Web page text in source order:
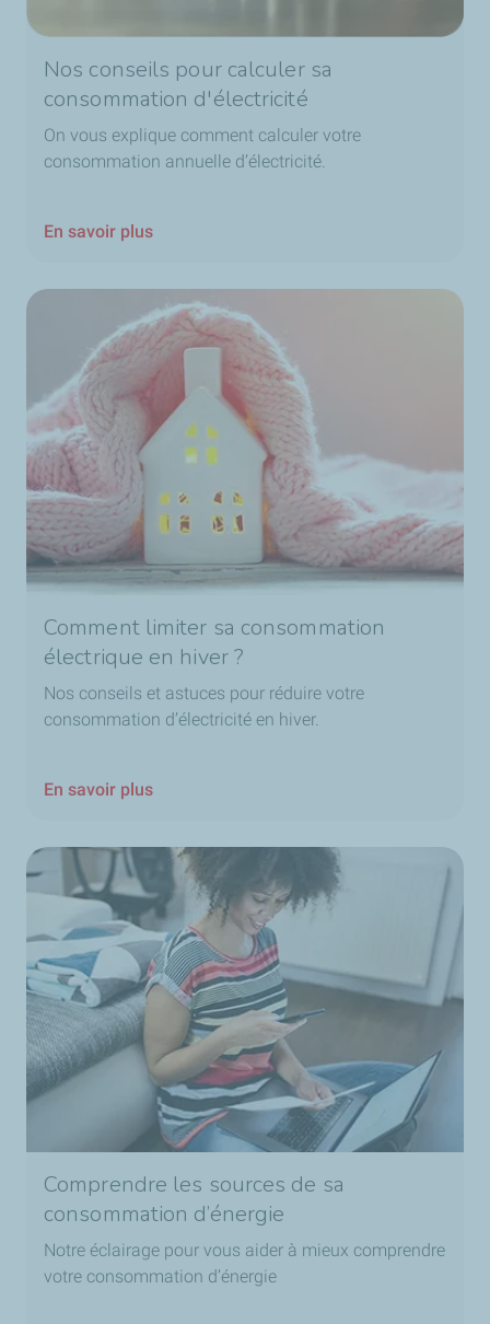
Nos conseils pour calculer sa
consommation d'électricité
On vous explique comment calculer votre
consommation annuelle d’électricité.
En savoir plus
Comment limiter sa consommation
électrique en hiver ?
Nos conseils et astuces pour réduire votre
consommation d’électricité en hiver.
En savoir plus
Comprendre les sources de sa
consommation d’énergie
Notre éclairage pour vous aider à mieux comprendre
votre consommation d’énergie